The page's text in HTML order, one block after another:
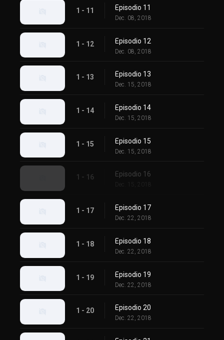
1 - 11 Episodio 11
Dec. 08, 2018
1 - 12 Episodio 12
Dec. 08, 2018
1 - 13 Episodio 13
Dec. 15, 2018
1 - 14 Episodio 14
Dec. 15, 2018
1 - 15 Episodio 15
Dec. 15, 2018
1 - 16 Episodio 16
Dec. 15, 2018
1 - 17 Episodio 17
Dec. 22, 2018
1 - 18 Episodio 18
Dec. 22, 2018
1 - 19 Episodio 19
Dec. 22, 2018
1 - 20 Episodio 20
Dec. 22, 2018